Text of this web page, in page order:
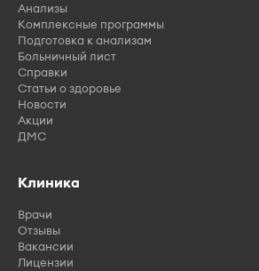
Анализы
Комплексные программы
Подготовка к анализам
Больничный лист
Справки
Статьи о здоровье
Новости
Акции
ДМС
Клиника
Врачи
Отзывы
Вакансии
Лицензии